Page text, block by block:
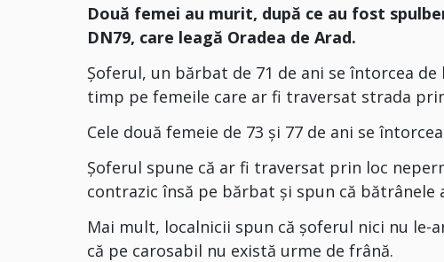
Două femei au murit, după ce au fost
DN79, care leagă Oradea de Arad.
Șoferul, un bărbat de 71 de ani se întorcea
timp pe femeile care ar fi traversat strada
Cele două femeie de 73 și 77 de ani se
Șoferul spune că ar fi traversat prin loc
contrazic însă pe bărbat și spun că
Mai mult, localnicii spun că șoferul nici nu
că pe carosabil nu există urme de frână.